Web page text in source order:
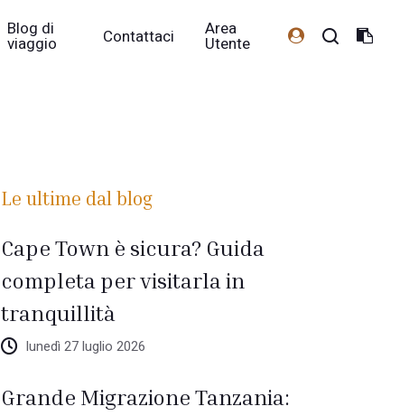
Blog di
viaggio Contattaci Area
Utente
Le ultime dal blog
Cape Town è sicura? Guida
completa per visitarla in
tranquillità
lunedì 27 luglio 2026
Grande Migrazione Tanzania: